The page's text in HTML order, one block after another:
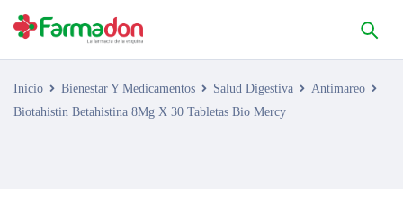
Inicio Bienestar Y Medicamentos Salud Digestiva
Antimareo
Biotahistin Betahistina 8Mg X 30 Tabletas Bio Mercy